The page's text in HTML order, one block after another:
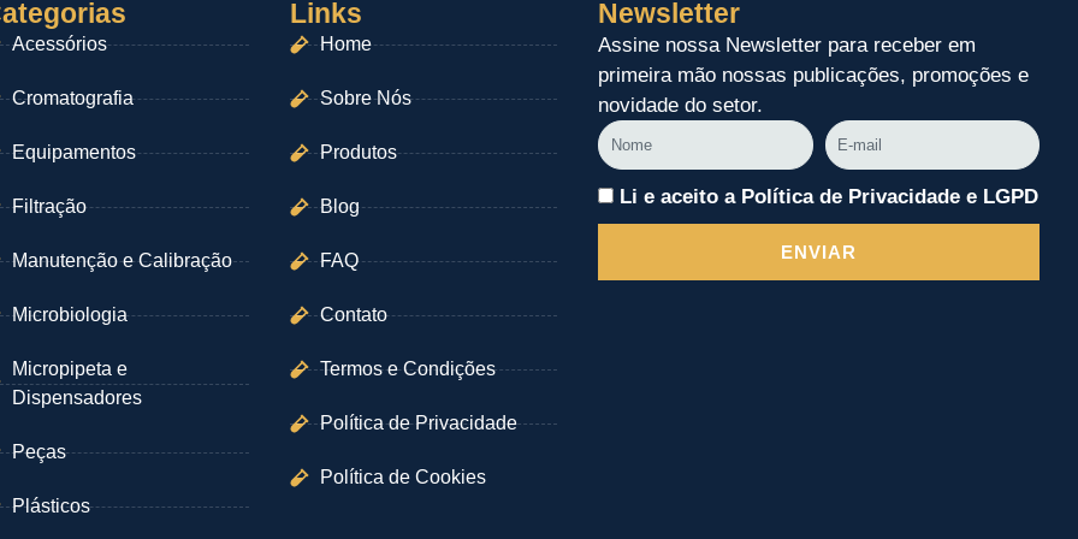
Acessórios
Cromatografia
Equipamentos
Filtração
Manutenção e Calibração
Microbiologia
Micropipeta e
Dispensadores
Peças
Plásticos
Links
Home
Sobre Nós
Produtos
Blog
FAQ
Contato
Termos e Condições
Política de Privacidade
Política de Cookies
Newsletter
Assine nossa Newsletter para receber em
primeira mão nossas publicações, promoções e
novidade do setor.
Nome
E-
mail
Li e aceito a Política de Privacidade e LGPD
ENVIAR